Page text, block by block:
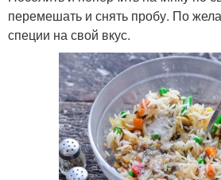
перемешать и снять пробу. По
специи на свой вкус.